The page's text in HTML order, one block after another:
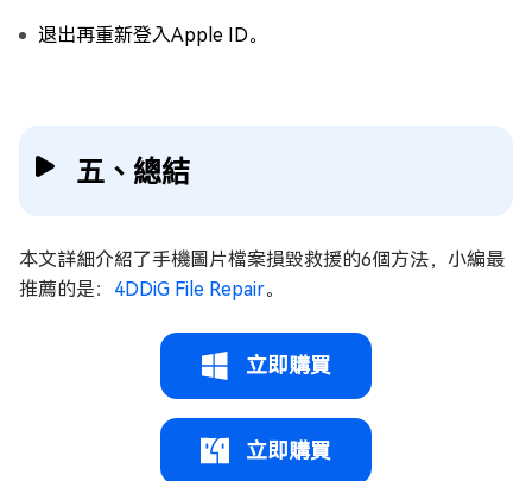
退出再重新登入Apple ID。
五、總結
本文詳細介紹了手機圖片檔案損毀救援的6個方法，小編最
推薦的是： 4DDiG File Repair。
立即購買
立即購買